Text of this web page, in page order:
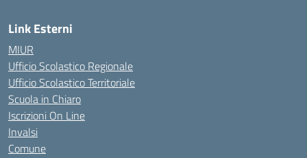
Link Esterni
MIUR
Ufficio Scolastico Regionale
Ufficio Scolastico Territoriale
Scuola in Chiaro
Iscrizioni On Line
Invalsi
Comune